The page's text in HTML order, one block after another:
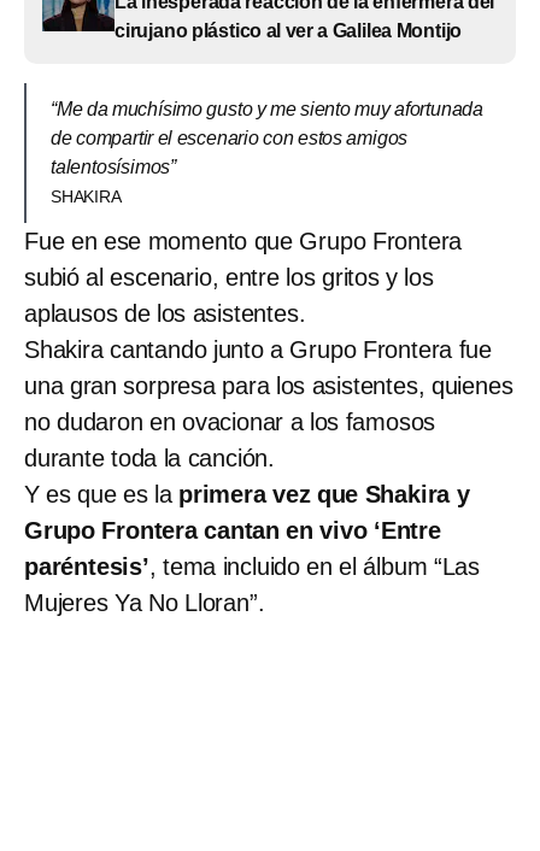
cirujano plástico al ver a Galilea Montijo
“Me da muchísimo gusto y me siento muy afortunada
de compartir el escenario con estos amigos
talentosísimos”
SHAKIRA
Fue en ese momento que Grupo Frontera
subió al escenario, entre los gritos y los
aplausos de los asistentes.
Shakira cantando junto a Grupo Frontera fue
una gran sorpresa para los asistentes, quienes
no dudaron en ovacionar a los famosos
durante toda la canción.
Y es que es la primera vez que Shakira y
Grupo Frontera cantan en vivo ‘Entre
paréntesis’, tema incluido en el álbum “Las
Mujeres Ya No Lloran”.